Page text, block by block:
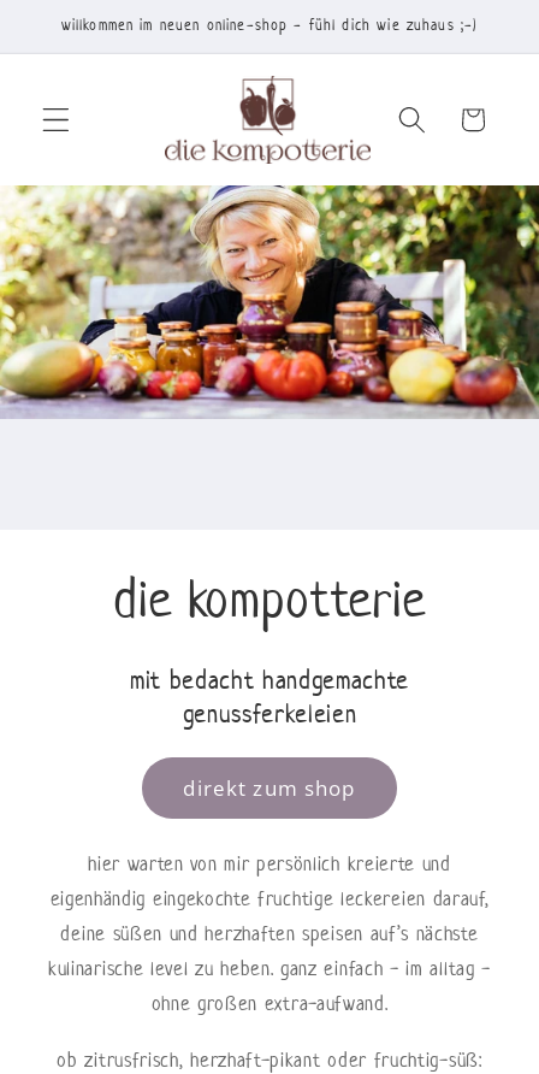
zum
Inhalt
willkommen im neuen online-shop - fühl dich wie zuhaus ;-)
Warenkorb
die kompotterie
mit bedacht handgemachte
genussferkeleien
direkt zum shop
hier warten von mir persönlich kreierte und
eigenhändig eingekochte fruchtige leckereien darauf,
deine süßen und herzhaften speisen auf’s nächste
kulinarische level zu heben. ganz einfach - im alltag -
ohne großen extra-aufwand.
ob zitrusfrisch, herzhaft-pikant oder fruchtig-süß: